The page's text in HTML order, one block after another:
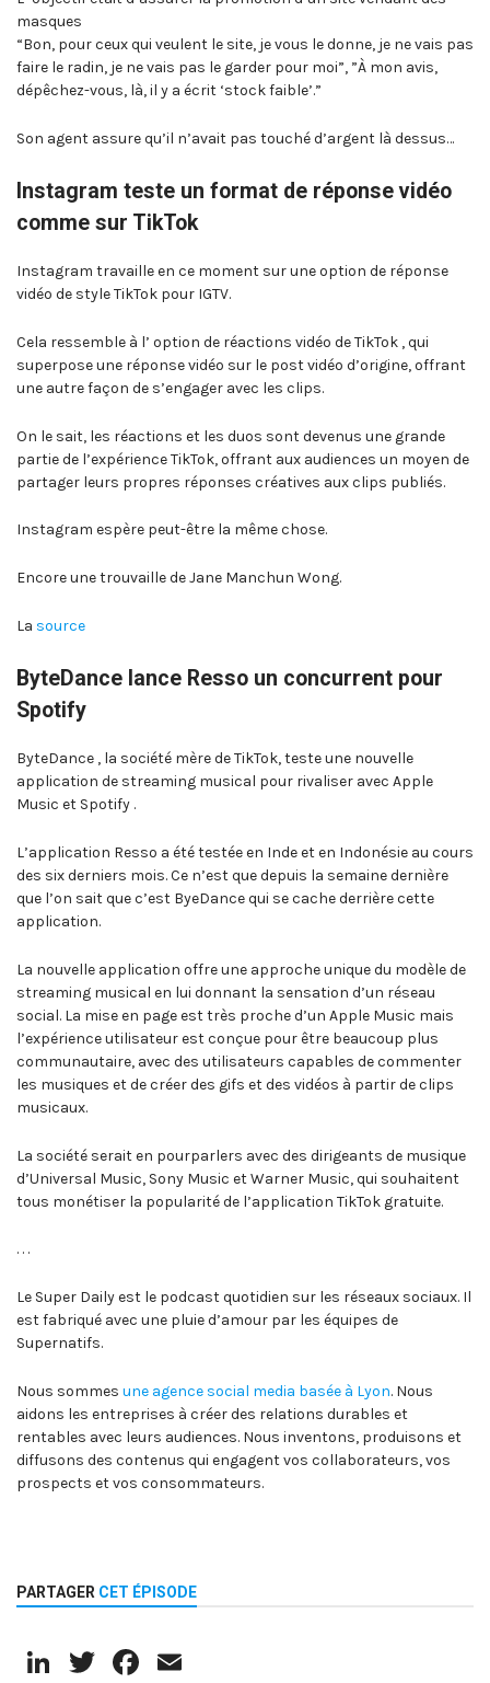
masques
“Bon, pour ceux qui veulent le site, je vous le donne, je ne vais pas
faire le radin, je ne vais pas le garder pour moi”, ”À mon avis,
dépêchez-vous, là, il y a écrit ‘stock faible’.”
Son agent assure qu’il n’avait pas touché d’argent là dessus…
Instagram teste un format de réponse vidéo
comme sur TikTok
Instagram travaille en ce moment sur une option de réponse
vidéo de style TikTok pour IGTV.
Cela ressemble à l’ option de réactions vidéo de TikTok , qui
superpose une réponse vidéo sur le post vidéo d’origine, offrant
une autre façon de s’engager avec les clips.
On le sait, les réactions et les duos sont devenus une grande
partie de l’expérience TikTok, offrant aux audiences un moyen de
partager leurs propres réponses créatives aux clips publiés.
Instagram espère peut-être la même chose.
Encore une trouvaille de Jane Manchun Wong.
La source
ByteDance lance Resso un concurrent pour
Spotify
ByteDance , la société mère de TikTok, teste une nouvelle
application de streaming musical pour rivaliser avec Apple
Music et Spotify .
L’application Resso a été testée en Inde et en Indonésie au cours
des six derniers mois. Ce n’est que depuis la semaine dernière
que l’on sait que c’est ByeDance qui se cache derrière cette
application.
La nouvelle application offre une approche unique du modèle de
streaming musical en lui donnant la sensation d’un réseau
social. La mise en page est très proche d’un Apple Music mais
l’expérience utilisateur est conçue pour être beaucoup plus
communautaire, avec des utilisateurs capables de commenter
les musiques et de créer des gifs et des vidéos à partir de clips
musicaux.
La société serait en pourparlers avec des dirigeants de musique
d’Universal Music, Sony Music et Warner Music, qui souhaitent
tous monétiser la popularité de l’application TikTok gratuite.
. . .
Le Super Daily est le podcast quotidien sur les réseaux sociaux. Il
est fabriqué avec une pluie d’amour par les équipes de
Supernatifs.
Nous sommes une agence social media basée à Lyon. Nous
aidons les entreprises à créer des relations durables et
rentables avec leurs audiences. Nous inventons, produisons et
diffusons des contenus qui engagent vos collaborateurs, vos
prospects et vos consommateurs.
PARTAGER CET ÉPISODE
LinkedIn
TwitterFacebook